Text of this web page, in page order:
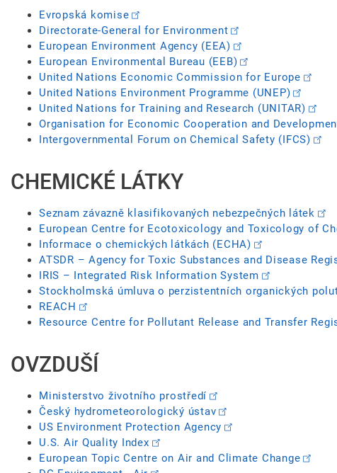
Evropská komise
Directorate-General for Environment
European Environment Agency (EEA)
European Environmental Bureau (EEB)
United Nations Economic Commission for Europe
United Nations Environment Programme (UNEP)
United Nations for Training and Research (UNITAR)
Organisation for Economic Cooperation and
Intergovernmental Forum on Chemical Safety (IFCS)
CHEMICKÉ LÁTKY
Seznam závazně klasifikovaných nebezpečných látek
European Centre for Ecotoxicology and Toxicology of
Informace o chemických látkách (ECHA)
ATSDR – Agency for Toxic Substances and Disease
IRIS – Integrated Risk Information System
Stockholmská úmluva o perzistentních organických
REACH
Resource Centre for Pollutant Release and Transfer
OVZDUŠÍ
Ministerstvo životního prostředí
Český hydrometeorologický ústav
US Environment Protection Agency
U.S. Air Quality Index
European Topic Centre on Air and Climate Change